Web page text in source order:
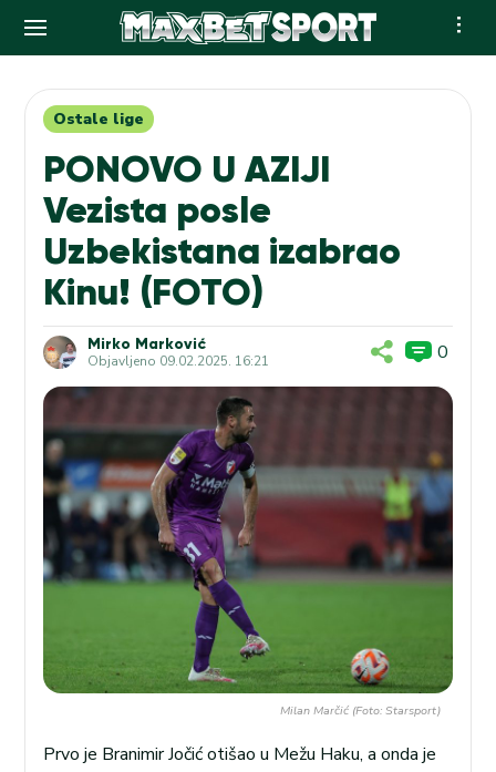
contentOstale lige
PONOVO U AZIJI
Vezista posle
Uzbekistana izabrao
Kinu! (FOTO)
Mirko Marković
Objavljeno 09.02.2025. 16:21 0
Milan Marčić (Foto: Starsport)
Prvo je Branimir Jočić otišao u Mežu Haku, a onda je